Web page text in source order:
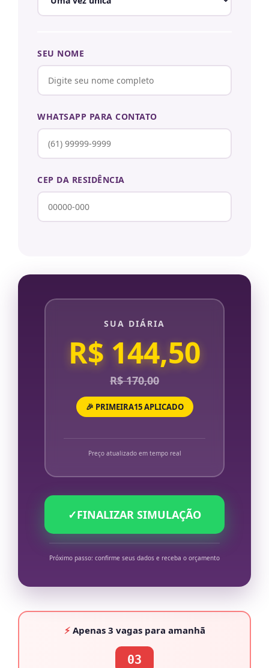
SEU NOME
WHATSAPP PARA CONTATO
CEP DA RESIDÊNCIA
SUA DIÁRIA
R$ 144,50
R$ 170,00
🎉 PRIMEIRA15 APLICADO
Preço atualizado em tempo real
✓FINALIZAR SIMULAÇÃO
Próximo passo: confirme seus dados e receba o orçamento
⚡Apenas 3 vagaspara amanhã
03